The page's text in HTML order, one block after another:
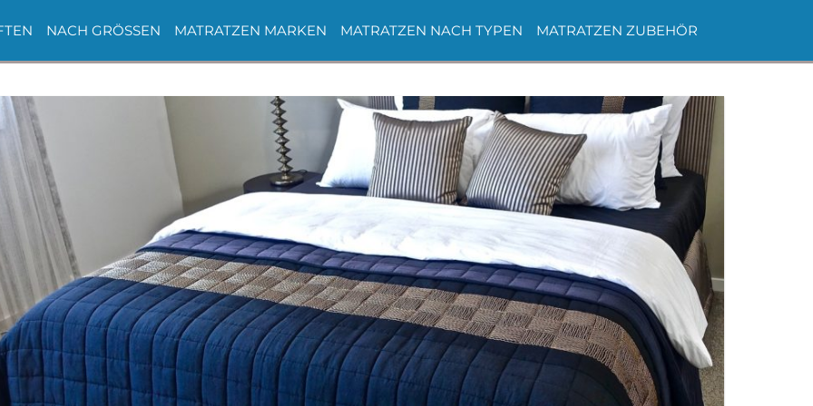
NACH GRÖSSEN MATRATZEN MARKEN MATRATZEN NACH TYPEN MATRATZEN ZUBEHÖR